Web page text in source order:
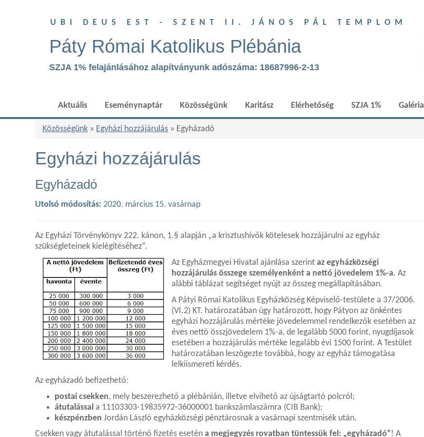
UBI DEUS EST - SZENT II. JÁNOS PÁL TEMPLOM
Páty Római Katolikus Plébánia
SZJA 1% felajánlásához alapítványunk adószáma: 18687996-2-13
Aktuális Eseménynaptár Közösségünk Karitász Elérhetőség SZJA 1% Galéria
Közösségünk » Egyházi hozzájárulás » Egyházadó
Egyházi hozzájárulás
Egyházadó
Utolsó módosítás: 2020. március 15. vasárnap
Az Egyházi Törvénykönyv 222. kánon, 1.§ alapján „a krisztushívők kötelesek hozzájárulni az egyház
szükségleteinek kielégítéséhez”.
Az Egyházmegyei Hivatal ajánlása szerint az egyházközségi
hozzájárulás összege személyenként a nettó jövedelem 1%-a. Az
alábbi táblázat segítséget nyújt az összeg megállapításában.
A Pátyi Római Katolikus Egyházközség Képviselő-testülete a 37/2006.
(VI.2) KT. határozatában úgy határozott, hogy Pátyon az önkéntes
egyházi hozzájárulás mértéke jövedelemmel rendelkezők esetében az
éves nettó összjövedelem 1%-a, de legalább 5000 forint, nyugdíjasok
esetében a hozzájárulás mértéke legalább évi 1500 forint. A Testület
határozatában leszögezte továbbá, hogy az egyház támogatása
lelkiismereti kérdés.
Az egyházadó befizethető:
postai csekken, mely beszerezhető a plébánián, illetve elvihető az újságtartó polcról;
átutalással a 11103303-19835972-36000001 bankszámlaszámra (CIB Bank);
készpénzben Jordán László egyházközségi pénztárosnak a vasárnapi szentmisék után.
Csekken vagy átutalással történő fizetés esetén a megjegyzés rovatban tüntessük fel: „egyházadó”! A